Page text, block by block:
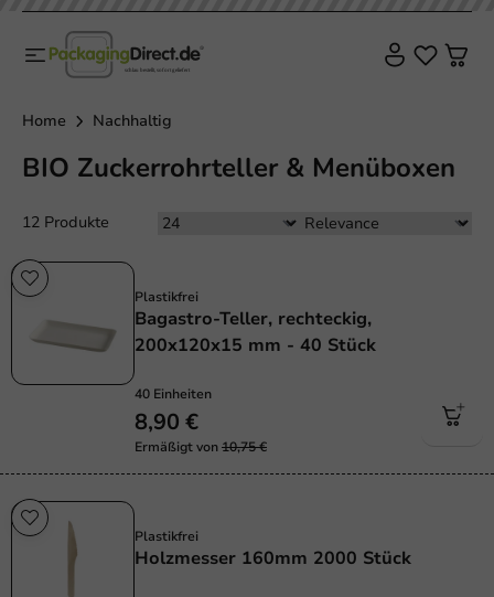
Home Nachhaltig
BIO Zuckerrohrteller & Menüboxen
12 Produkte
Plastikfrei
Bagastro-Teller, rechteckig,
200x120x15 mm - 40 Stück
40 Einheiten
8,90 €
Ermäßigt von10,75 €
Plastikfrei
Holzmesser 160mm 2000 Stück